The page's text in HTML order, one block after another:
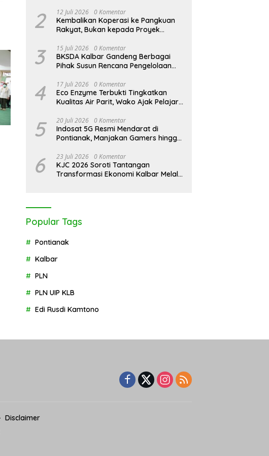
KJC 2026: Peringati Hari
Mangrove Sedunia di Medan
Mas, Kolaborasi Lintas Elemen
Tegaskan Pentingnya Jaga
Benteng Pesisir Kalbar
APBDes, Kades Medan Mas
Ajak Lintas Elemen Bersatu
Jaga Kawasan Mangrove
2 12 Juli 2026 0 Komentar
Kembalikan Koperasi ke Pangkuan
Rakyat, Bukan kepada Proyek
3 15 Juli 2026 0 Komentar
BKSDA Kalbar Gandeng Berbagai
Pihak Susun Rencana Pengelolaan
Karimata 2027-2036
4 17 Juli 2026 0 Komentar
Eco Enzyme Terbukti Tingkatkan
Kualitas Air Parit, Wako Ajak Pelajar
5 20 Juli 2026 0 Komentar
Indosat 5G Resmi Mendarat di
Pontianak, Manjakan Gamers hingga
6 23 Juli 2026 0 Komentar
KJC 2026 Soroti Tantangan
Transformasi Ekonomi Kalbar Melalui
Popular Tags
Pontianak
Kalbar
PLN
PLN UIP KLB
Edi Rusdi Kamtono
Disclaimer